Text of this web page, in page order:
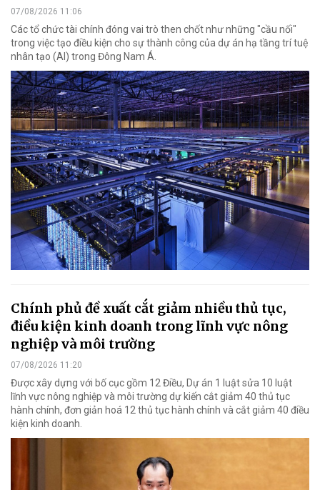
07/08/2026 11:06
Các tổ chức tài chính đóng vai trò then chốt như những "cầu nối"
trong việc tạo điều kiện cho sự thành công của dự án hạ tầng trí tuệ
nhân tạo (AI) trong Đông Nam Á.
Chính phủ đề xuất cắt giảm nhiều thủ tục,
điều kiện kinh doanh trong lĩnh vực nông
nghiệp và môi trường
07/08/2026 11:20
Được xây dựng với bố cục gồm 12 Điều, Dự án 1 luật sửa 10 luật
lĩnh vực nông nghiệp và môi trường dự kiến cắt giảm 40 thủ tục
hành chính, đơn giản hoá 12 thủ tục hành chính và cắt giảm 40 điều
kiện kinh doanh.